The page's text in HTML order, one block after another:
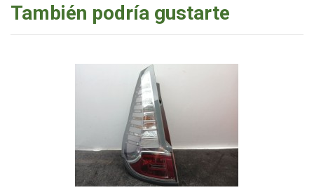
También podría gustarte